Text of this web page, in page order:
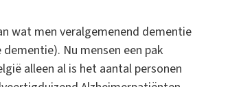
wat men veralgemenend dementie
Nu mensen een pak
alleen al is het aantal personen